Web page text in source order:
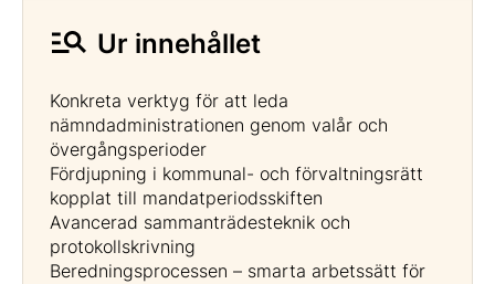
Ur innehållet
Konkreta verktyg för att leda
nämndadministrationen genom valår och
övergångsperioder
Fördjupning i kommunal- och förvaltningsrätt
kopplat till mandatperiodsskiften
Avancerad sammanträdesteknik och
protokollskrivning
Beredningsprocessen – smarta arbetssätt för